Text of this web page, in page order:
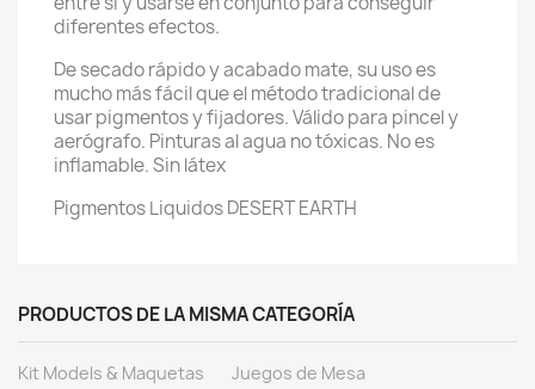
diferentes efectos.
De secado rápido y acabado mate, su uso es
mucho más fácil que el método tradicional de
usar pigmentos y fijadores. Válido para pincel y
aerógrafo. Pinturas al agua no tóxicas. No es
inflamable. Sin látex
Pigmentos Liquidos DESERT EARTH
PRODUCTOS DE LA MISMA CATEGORÍA
Kit Models & Maquetas
Juegos de Mesa